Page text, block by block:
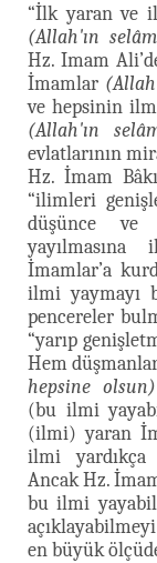
“İlk yaran ve
(Allah'ın
Hz. Imam
İmamlar
ve hepsinin
(Allah'ın
evlatlarının
Hz. İmam
“ilimleri
düşünce ve
İmamlar’a
ilmi yaymayı
pencereler
“yarıp
Hem
hepsine olsun)
(bu ilmi
(ilmi) yaran
ilmi yardıkça
Ancak Hz.
bu ilmi
en büyük